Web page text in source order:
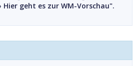
Hier geht es zur WM-Vorschau".